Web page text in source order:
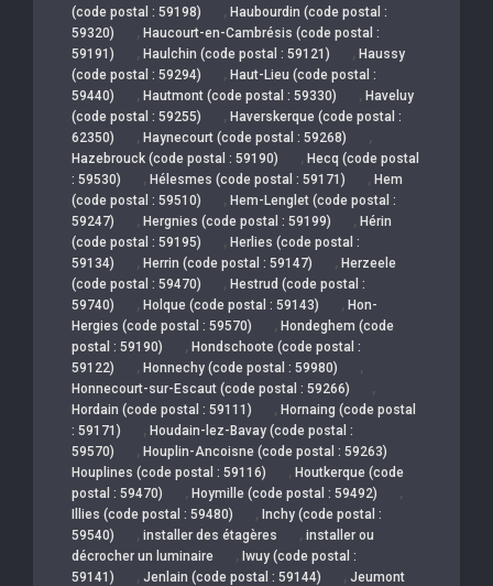
(code postal : 59198)
, Haubourdin (code postal :
59320)
, Haucourt-en-Cambrésis (code postal :
59191)
, Haulchin (code postal : 59121) , Haussy
(code postal : 59294)
, Haut-Lieu (code postal :
59440)
, Hautmont (code postal : 59330) , Haveluy
(code postal : 59255)
, Haverskerque (code postal :
62350)
, Haynecourt (code postal : 59268) ,
Hazebrouck (code postal : 59190) , Hecq (code postal
: 59530)
, Hélesmes (code postal : 59171) , Hem
(code postal : 59510)
, Hem-Lenglet (code postal :
59247)
, Hergnies (code postal : 59199) , Hérin
(code postal : 59195)
, Herlies (code postal :
59134)
, Herrin (code postal : 59147) , Herzeele
(code postal : 59470)
, Hestrud (code postal :
59740)
, Holque (code postal : 59143) , Hon-
Hergies (code postal : 59570)
, Hondeghem (code
postal : 59190)
, Hondschoote (code postal :
59122)
, Honnechy (code postal : 59980) ,
Honnecourt-sur-Escaut (code postal : 59266) ,
Hordain (code postal : 59111) , Hornaing (code postal
: 59171)
, Houdain-lez-Bavay (code postal :
59570)
, Houplin-Ancoisne (code postal : 59263)
Houplines (code postal : 59116)
, Houtkerque (code
postal : 59470)
, Hoymille (code postal : 59492) ,
Illies (code postal : 59480) , Inchy (code postal :
59540)
, installer des étagères , installer ou
décrocher un luminaire
, Iwuy (code postal :
59141)
, Jenlain (code postal : 59144) , Jeumont